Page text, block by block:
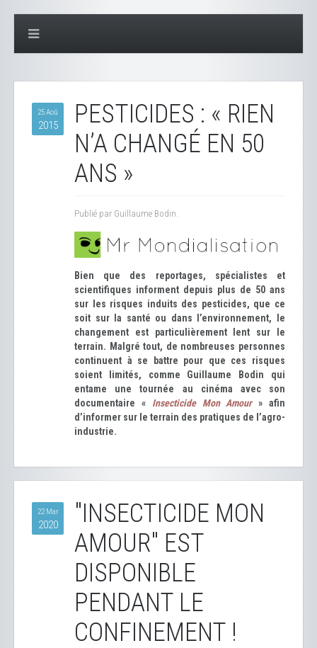
25 Aoû
2015
PESTICIDES : « RIEN
N’A CHANGÉ EN 50
ANS »
Publié par Guillaume Bodin.
Bien que des reportages, spécialistes et
scientifiques informent depuis plus de 50 ans
sur les risques induits des pesticides, que ce
soit sur la santé ou dans l’environnement, le
changement est particulièrement lent sur le
terrain. Malgré tout, de nombreuses personnes
continuent à se battre pour que ces risques
soient limités, comme Guillaume Bodin qui
entame une tournée au cinéma avec son
documentaire « Insecticide Mon Amour» afin
d’informer sur le terrain des pratiques de l’agro-
industrie.
22 Mar
2020
"INSECTICIDE MON
AMOUR" EST
DISPONIBLE
PENDANT LE
CONFINEMENT !